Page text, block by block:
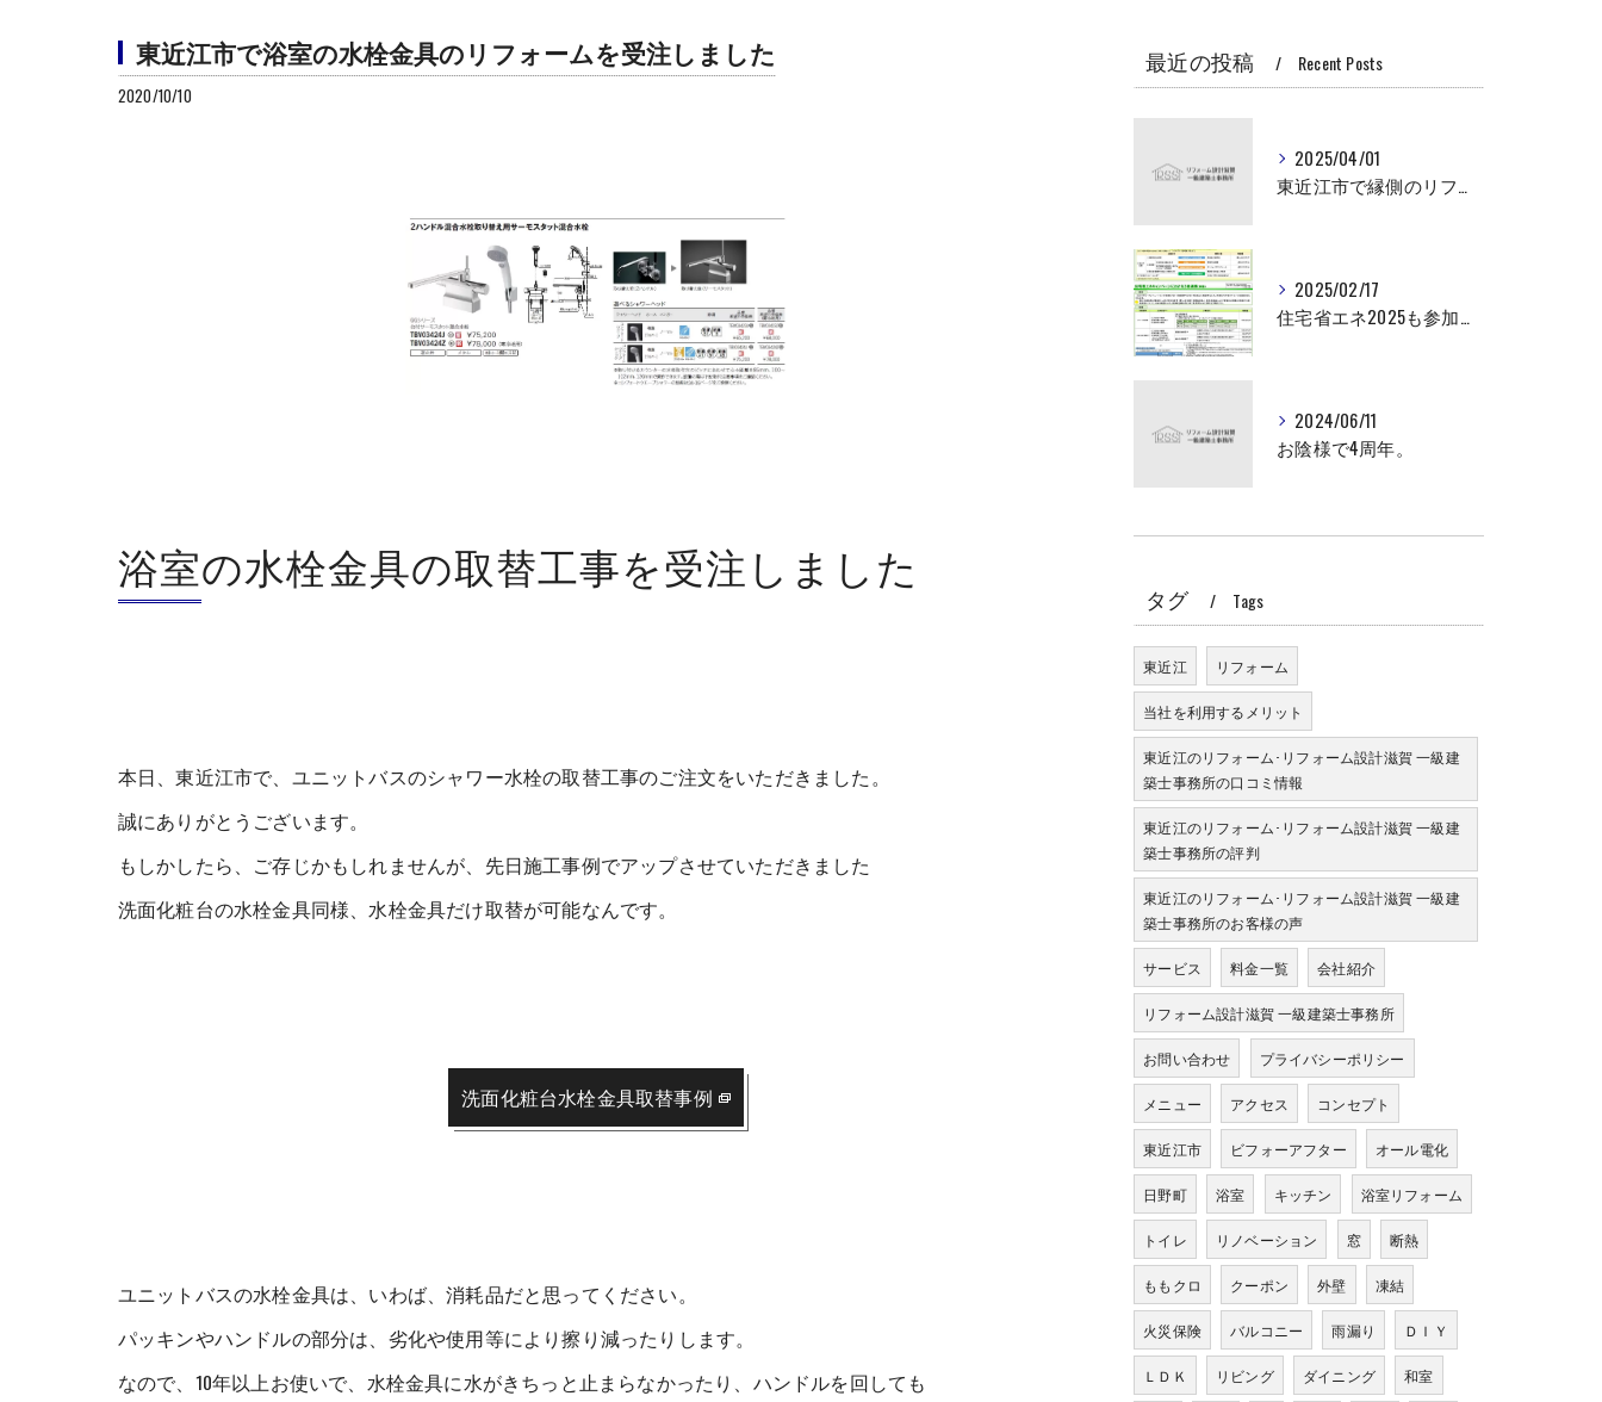
東近江市で浴室の水栓金具のリフォームを受注しました
2020/10/10
浴室の水栓金具の取替工事を受注しました
本日、東近江市で、ユニットバスのシャワー水栓の取替工事のご注文をいただきました。
誠にありがとうございます。
もしかしたら、ご存じかもしれませんが、先日施工事例でアップさせていただきました
洗面化粧台の水栓金具同様、水栓金具だけ取替が可能なんです。
洗面化粧台水栓金具取替事例
ユニットバスの水栓金具は、いわば、消耗品だと思ってください。
パッキンやハンドルの部分は、劣化や使用等により擦り減ったりします。
なので、10年以上お使いで、水栓金具に水がきちっと止まらなかったり、ハンドルを回しても
最近の投稿 Recent Posts
2025/04/01
東近江市で縁側のリフォーム
2025/02/17
住宅省エネ2025も参加します
2024/06/11
お陰様で4周年。
タグ Tags
東近江 リフォーム
当社を利用するメリット
東近江のリフォーム･リフォーム設計滋賀 一級建
築士事務所の口コミ情報
東近江のリフォーム･リフォーム設計滋賀 一級建
築士事務所の評判
東近江のリフォーム･リフォーム設計滋賀 一級建
築士事務所のお客様の声
サービス 料金一覧 会社紹介
リフォーム設計滋賀 一級建築士事務所
お問い合わせ プライバシーポリシー
メニュー アクセス コンセプト
東近江市 ビフォーアフター オール電化
日野町 浴室 キッチン 浴室リフォーム
トイレ リノベーション 窓 断熱
ももクロ クーポン 外壁 凍結
火災保険 バルコニー 雨漏り ＤＩＹ
ＬＤＫ リビング ダイニング 和室